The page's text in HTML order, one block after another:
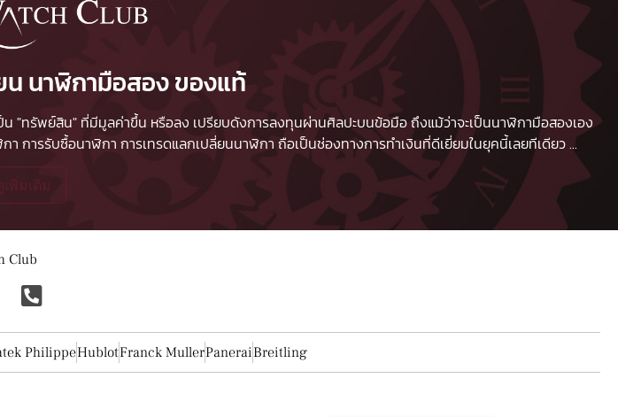
นาฬิกามือสอง ของแท้
"ทรัพย์สิน" ที่มีมูลค่าขึ้น หรือลง เปรียบดังการลงทุนผ่านศิลปะบนข้อมือ ถึงแม้ว่าจะเป็นนาฬิกามือสองเอง
า การรับซื้อนาฬิกา การเทรดแลกเปลี่ยนนาฬิกา ถือเป็นช่องทางการทำเงินที่ดีเยี่ยมในยุคนี้เลยทีเดียว...
เพิ่มเติม
Club
PhilippeHublotFranck MullerPaneraiBreitling